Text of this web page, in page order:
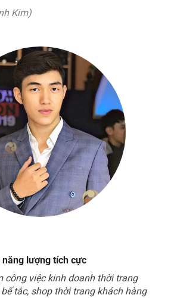
Kim)
năng lượng tích cực
công việc kinh doanh thời trang
tắc, shop thời trang khách hàng